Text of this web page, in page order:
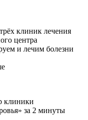
клиник лечения
центра
и лечим болезни
клиники
за 2 минуты